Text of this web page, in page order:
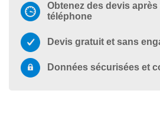
Obtenez des devis
téléphone
Devis gratuit et sans
Données sécurisées et